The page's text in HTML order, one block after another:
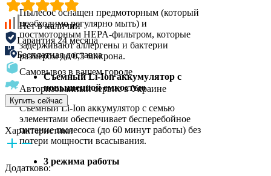
Пылесос оснащен предмоторным (который
необходимо регулярно мыть) и
постмоторным HEPA-фильтром, которые
задерживают аллергены и бактерии
размером до 0,3 микрона.
Съемный Li-Ion аккумулятор с
повышенной емкостью
Съемный Li-Ion аккумулятор с семью
элементами обеспечивает бесперебойное
питание пылесоса (до 60 минут работы) без
потери мощности всасывания.
3 режима работы
Нет в наличии
Гарантия 24 месяца
Бесплатная доставка
Самовывоз в вашем городе
Авторизованный сервис в Украине
Купить сейчас
Характеристики
Додатково: